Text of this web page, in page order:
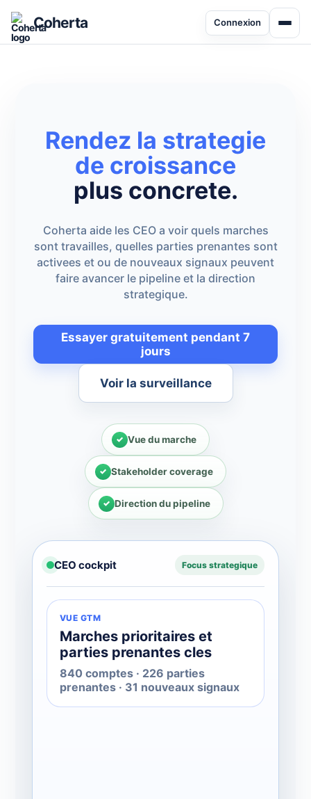
Coherta Connexion
Rendez la strategie
de croissance
plus concrete.
Coherta aide les CEO a voir quels marches
sont travailles, quelles parties prenantes sont
activees et ou de nouveaux signaux peuvent
faire avancer le pipeline et la direction
strategique.
Essayer gratuitement pendant 7
jours
Voir la surveillance
Vue du marche
Stakeholder coverage
Direction du pipeline
CEO cockpit Focus strategique
VUE GTM
Marches prioritaires et
parties prenantes cles
840 comptes · 226 parties
prenantes · 31 nouveaux signaux